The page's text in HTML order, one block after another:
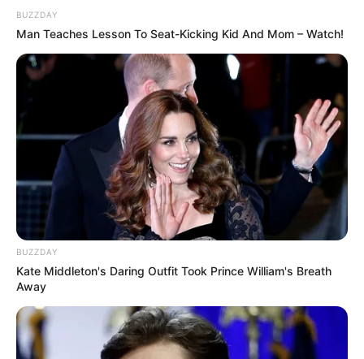
BUZZDAY
Man Teaches Lesson To Seat-Kicking Kid And Mom – Watch!
BUZZDAY
Kate Middleton's Daring Outfit Took Prince William's Breath
Away